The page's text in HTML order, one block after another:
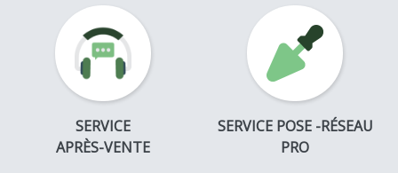
SERVICE
APRÈS-VENTE
SERVICE POSE -RÉSEAU
PRO